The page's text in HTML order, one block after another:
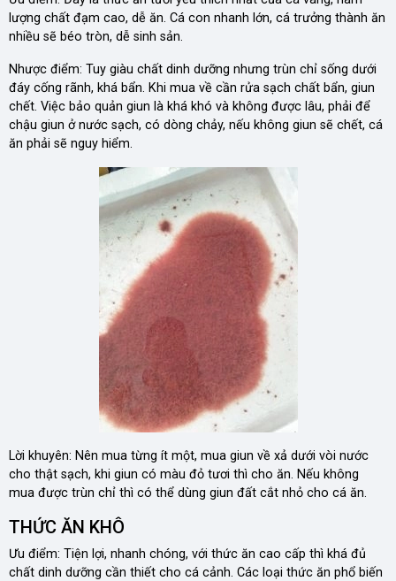
lượng chất đạm cao, dễ ăn. Cá con nhanh lớn, cá trưởng thành ăn
nhiều sẽ béo tròn, dễ sinh sản.
Nhược điểm: Tuy giàu chất dinh dưỡng nhưng trùn chỉ sống dưới
đáy cống rãnh, khá bẩn. Khi mua về cần rửa sạch chất bẩn, giun
chết. Việc bảo quản giun là khá khó và không được lâu, phải để
chậu giun ở nước sạch, có dòng chảy, nếu không giun sẽ chết, cá
ăn phải sẽ nguy hiểm.
Lời khuyên: Nên mua từng ít một, mua giun về xả dưới vòi nước
cho thật sạch, khi giun có màu đỏ tươi thì cho ăn. Nếu không
mua được trùn chỉ thì có thể dùng giun đất cắt nhỏ cho cá ăn.
THỨC ĂN KHÔ
Ưu điểm: Tiện lợi, nhanh chóng, với thức ăn cao cấp thì khá đủ
chất dinh dưỡng cần thiết cho cá cảnh. Các loại thức ăn phổ biến